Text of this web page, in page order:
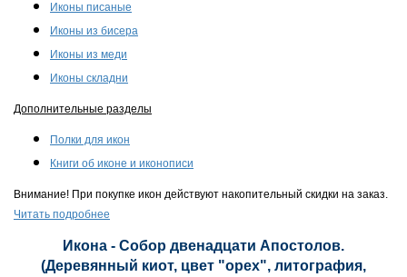
Иконы писаные
Иконы из бисера
Иконы из меди
Иконы складни
Дополнительные разделы
Полки для икон
Книги об иконе и иконописи
Внимание! При покупке икон действуют накопительный скидки на заказ.
Читать подробнее
Икона - Собор двенадцати Апостолов.
(Деревянный киот, цвет "орех", литография,